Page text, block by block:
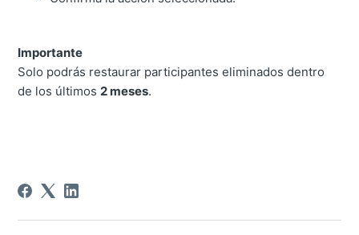
Importante
Solo podrás restaurar participantes eliminados dentro
de los últimos2 meses.